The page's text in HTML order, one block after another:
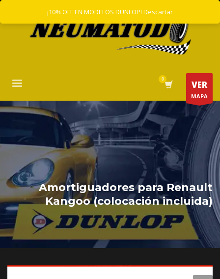
VER
MAPA
Amortiguadores para Renault
Kangoo (colocación incluida)
¡10% OFF EN MODELOS DUNLOP! Descartar